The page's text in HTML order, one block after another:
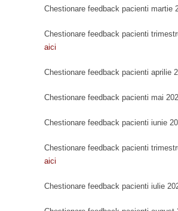
Chestionare feedback pacienti martie
Chestionare feedback pacienti
aici
Chestionare feedback pacienti aprilie
Chestionare feedback pacienti mai
Chestionare feedback pacienti iunie
Chestionare feedback pacienti
aici
Chestionare feedback pacienti iulie